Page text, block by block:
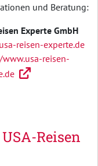
und Beratung:
Experte GmbH
reisen-experte.de
reisen-
USA-Reisen